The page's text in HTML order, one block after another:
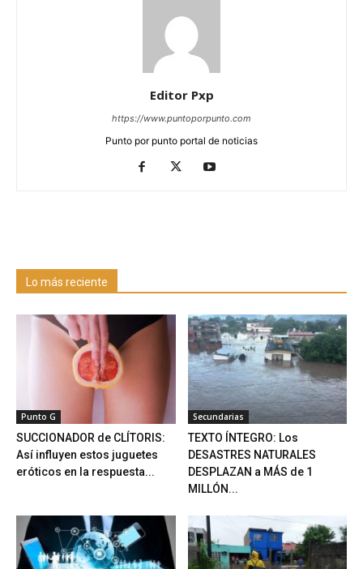
Editor Pxp
https://www.puntoporpunto.com
Punto por punto portal de noticias
Lo más reciente
Punto G
SUCCIONADOR de CLÍTORIS:
Así influyen estos juguetes
eróticos en la respuesta...
Secundarias
TEXTO ÍNTEGRO: Los
DESASTRES NATURALES
DESPLAZAN a MÁS de 1
MILLÓN...